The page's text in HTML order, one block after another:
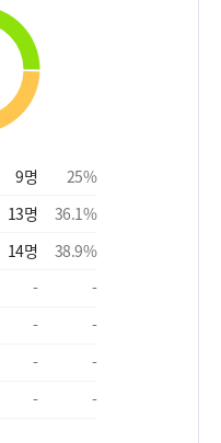
9명 25%
13명 36.1%
14명 38.9%
-
-
-
-
-
-
- -